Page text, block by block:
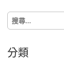
i
o
n
搜
尋
字:
分類